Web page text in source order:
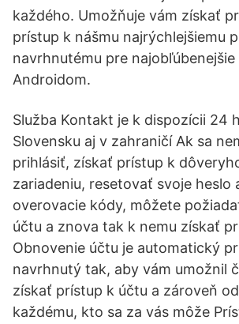
každého. Umožňuje vám získať
prístup k nášmu najrýchlejšiemu
navrhnutému pre
Androidom.
Služba Kontakt je k dispozícii 24
Slovensku aj v zahraničí Ak sa
prihlásiť, získať prístup k
zariadeniu, resetovať svoje heslo
overovacie kódy, môžete
účtu a znova tak k nemu získať
Obnovenie účtu je automatický
navrhnutý tak, aby vám umožnil
získať prístup k účtu a zároveň
každému, kto sa za vás môže